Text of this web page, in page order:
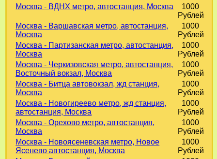
Москва - ВДНХ метро, автостанция, Москва
1000
Рублей
Москва - Варшавская метро, автостанция,
Москва
1000
Рублей
Москва - Партизанская метро, автостанция,
Москва
1000
Рублей
Москва - Черкизовская метро, автостанция,
Восточный вокзал, Москва
1000
Рублей
Москва - Битца автовокзал, жд станция,
Москва
1000
Рублей
Москва - Новогиреево метро, жд станция,
автостанция, Москва
1000
Рублей
Москва - Орехово метро, автостанция,
Москва
1000
Рублей
Москва - Новоясеневская метро, Новое
Ясенево автостанция, Москва
1000
Рублей